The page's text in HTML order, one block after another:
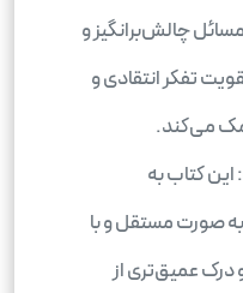
مسائل چالش‌برانگیز و
تفکر انتقادی و
می‌کند.
: این کتاب به
صورت مستقل و با
عمیق‌تری از